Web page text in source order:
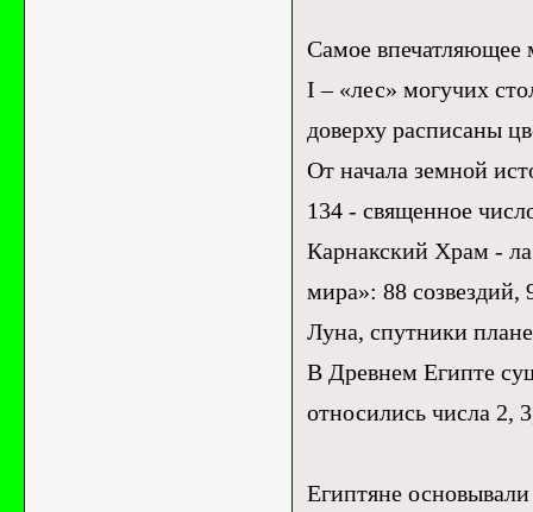
Самое
I – «лес» могучих
доверху расписаны
От начала земной
134 - священное
Карнакский Храм -
мира»: 88
Луна, спутники
В Древнем Египте
относились числа 2,
Египтяне